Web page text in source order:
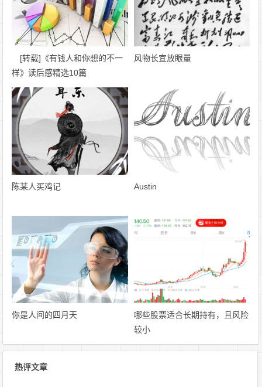
[转载]《有钱人和你想的不一
样》读后感精选10篇
风物长宜放眼量
陈某人买鸡记 Austin
你是人间的四月天
哪些股票适合长期持有，且风险
较小
热评文章